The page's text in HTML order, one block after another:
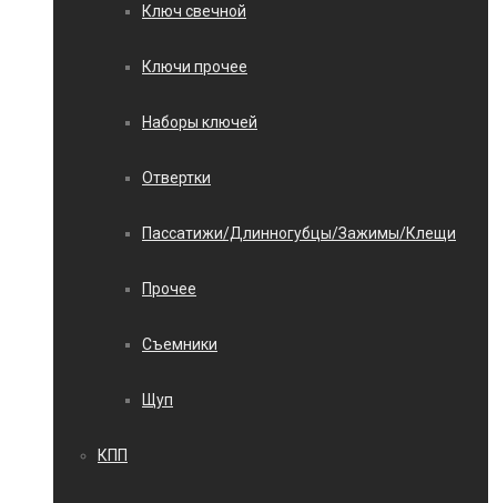
Ключ свечной
Ключи прочее
Наборы ключей
Отвертки
Пассатижи/Длинногубцы/Зажимы/Клещи
Прочее
Съемники
Щуп
КПП